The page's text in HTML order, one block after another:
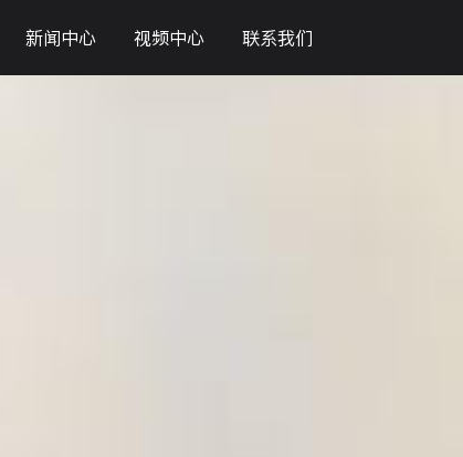
新闻中心 视频中心 联系我们